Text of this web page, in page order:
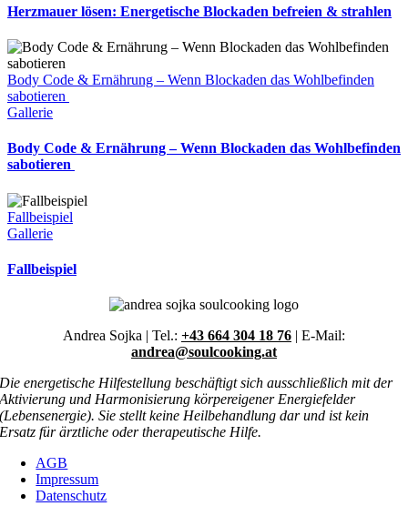
Herzmauer lösen: Energetische Blockaden befreien & strahlen
Body Code & Ernährung – Wenn Blockaden das Wohlbefinden
sabotieren
Gallerie
Body Code & Ernährung – Wenn Blockaden das Wohlbefinden
sabotieren
Fallbeispiel
Gallerie
Fallbeispiel
Andrea Sojka | Tel.: +43 664 304 18 76 | E-Mail:
andrea@soulcooking.at
Die energetische Hilfestellung beschäftigt sich ausschließlich mit der
Aktivierung und Harmonisierung körpereigener Energiefelder
(Lebensenergie). Sie stellt keine Heilbehandlung dar und ist kein
Ersatz für ärztliche oder therapeutische Hilfe.
AGB
Impressum
Datenschutz